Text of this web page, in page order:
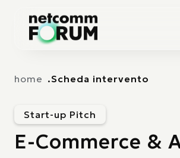
home Scheda intervento
Start-up Pitch
E-Commerce &